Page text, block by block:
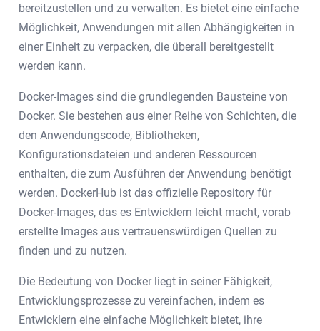
bereitzustellen und zu verwalten. Es bietet eine einfache
Möglichkeit, Anwendungen mit allen Abhängigkeiten in
einer Einheit zu verpacken, die überall bereitgestellt
werden kann.
Docker-Images sind die grundlegenden Bausteine von
Docker. Sie bestehen aus einer Reihe von Schichten, die
den Anwendungscode, Bibliotheken,
Konfigurationsdateien und anderen Ressourcen
enthalten, die zum Ausführen der Anwendung benötigt
werden. DockerHub ist das offizielle Repository für
Docker-Images, das es Entwicklern leicht macht, vorab
erstellte Images aus vertrauenswürdigen Quellen zu
finden und zu nutzen.
Die Bedeutung von Docker liegt in seiner Fähigkeit,
Entwicklungsprozesse zu vereinfachen, indem es
Entwicklern eine einfache Möglichkeit bietet, ihre